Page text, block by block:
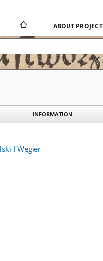
ABOUT PROJECT
INFORMATION
I Węgier